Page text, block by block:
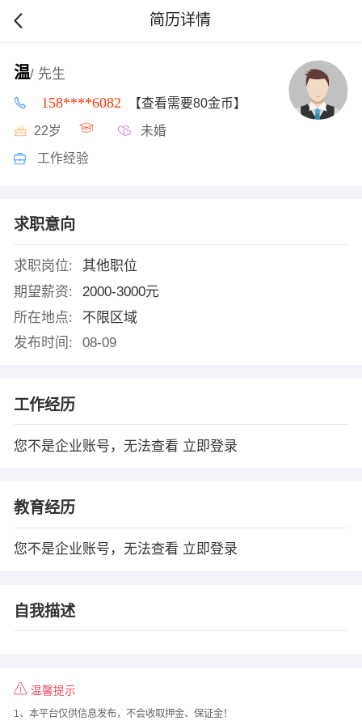
简历详情
温/ 先生
158****6082 【查看需要80金币】
22岁 未婚
工作经验
求职意向
求职岗位:
其他职位
期望薪资:
2000-3000元
所在地点:
不限区域
发布时间:
08-09
工作经历
您不是企业账号，无法查看 立即登录
教育经历
您不是企业账号，无法查看 立即登录
自我描述
温馨提示
1、本平台仅供信息发布，不会收取押金、保证金！